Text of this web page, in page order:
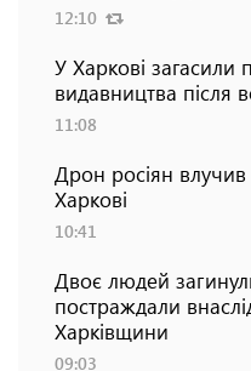
12:10
У Харкові загасили
видавництва після
11:08
Дрон росіян влучив
Харкові
10:41
Двоє людей
постраждали
Харківщини
09:03